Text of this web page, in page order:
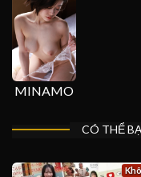
MINAMO
CÓ THỂ